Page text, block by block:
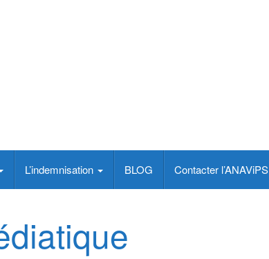
L’indemnisation BLOG Contacter l’ANAViPS